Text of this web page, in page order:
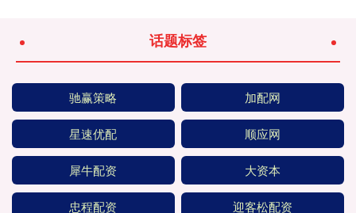
话题标签
驰赢策略 加配网
星速优配 顺应网
犀牛配资 大资本
忠程配资 迎客松配资